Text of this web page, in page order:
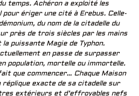
temps. Achéron a exploité les
pour ériger une cité à Erebus. Celle-
du nom de la citadelle du
près de trois siècles par les mains
puissante Magie de Typhon.
en passe de surpasser
population, mortelle ou immortelle.
que commencer… Chaque Maison
réplique exacte de sa citadelle sur
extérieurs et d’effroyables nefs